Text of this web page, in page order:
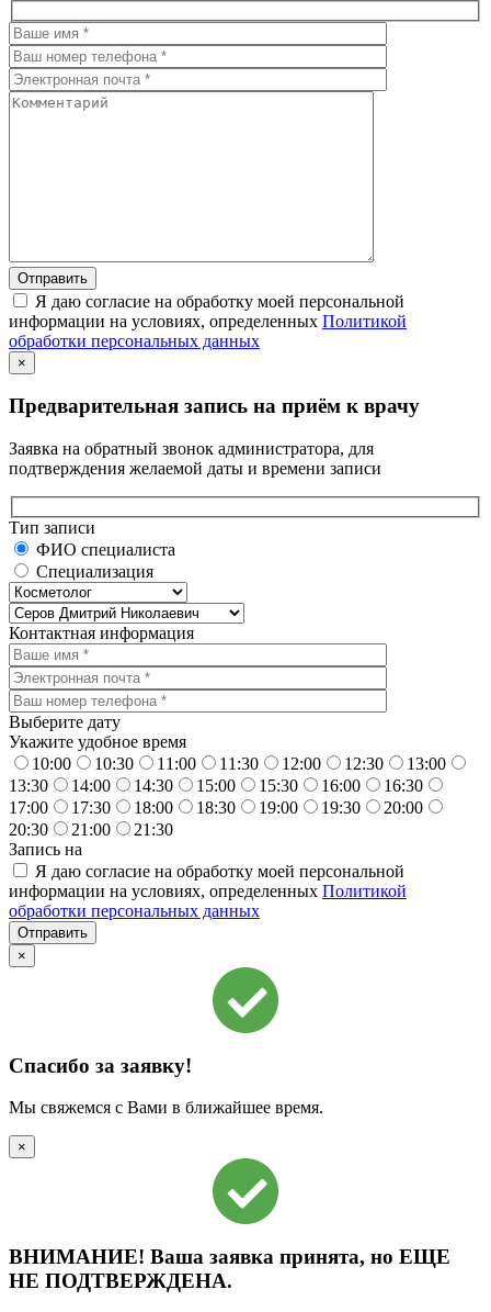
Я даю согласие на обработку моей персональной
информации на условиях, определенных Политикой
обработки персональных данных
×
Предварительная запись на приём к врачу
Заявка на обратный звонок администратора, для
подтверждения желаемой даты и времени записи
Тип записи
ФИО специалиста
Специализация
Контактная информация
Выберите дату
Укажите удобное время
10:00
10:30 11:00 11:30 12:00 12:30
13:00
13:30
14:00 14:30 15:00 15:30 16:00
16:30
17:00
17:30 18:00 18:30 19:00 19:30
20:00
20:30
21:00
21:30
Запись на
Я даю согласие на обработку моей персональной
информации на условиях, определенных Политикой
обработки персональных данных
×
Спасибо за заявку!
Мы свяжемся с Вами в ближайшее время.
×
ВНИМАНИЕ! Ваша заявка принята, но ЕЩЕ
НЕ ПОДТВЕРЖДЕНА.